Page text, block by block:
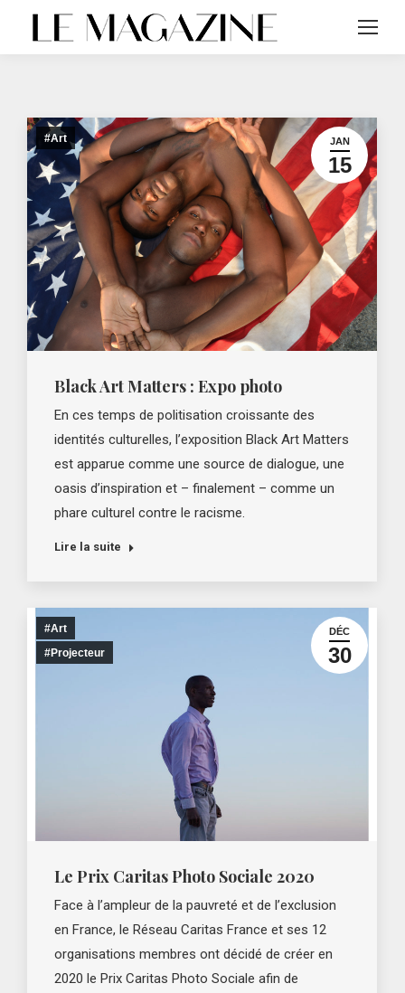
JAN
15
#Art
Black Art Matters : Expo photo
En ces temps de politisation croissante des
identités culturelles, l’exposition Black Art Matters
est apparue comme une source de dialogue, une
oasis d’inspiration et – finalement – comme un
phare culturel contre le racisme.
Lire la suite
DÉC
30
#Art
#Projecteur
Le Prix Caritas Photo Sociale 2020
Face à l’ampleur de la pauvreté et de l’exclusion
en France, le Réseau Caritas France et ses 12
organisations membres ont décidé de créer en
2020 le Prix Caritas Photo Sociale afin de